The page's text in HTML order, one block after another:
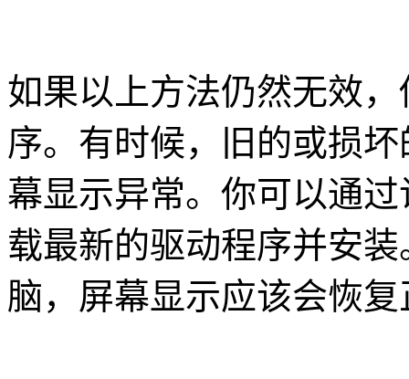
如果以上方法仍然无效
序。有时候，旧的或损
幕显示异常。你可以通
载最新的驱动程序并安
脑，屏幕显示应该会恢复